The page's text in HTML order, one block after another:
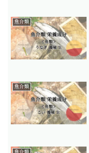
魚介類
魚介類
魚介類